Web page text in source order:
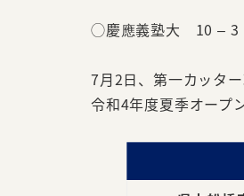
◯慶應義塾大 10 – 3
7月2日、第一カッタ
令和4年度夏季オープ